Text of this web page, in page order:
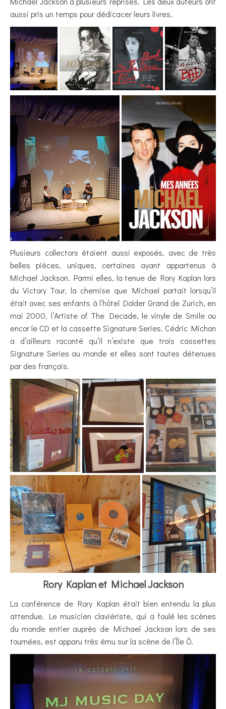
aussi pris un temps pour dédicacer leurs livres.
Plusieurs collectors étaient aussi exposés, avec de très
belles pièces, uniques, certaines ayant appartenus à
Michael Jackson. Parmi elles, la tenue de Rory Kaplan lors
du Victory Tour, la chemise que Michael portait lorsqu’il
était avec ses enfants à l’hôtel Dolder Grand de Zurich, en
mai 2000, l’Artiste of The Decade, le vinyle de Smile ou
encor le CD et la cassette Signature Series. Cédric Michon
a d’ailleurs raconté qu’il n’existe que trois cassettes
Signature Series au monde et elles sont toutes détenues
par des français.
Rory Kaplan et Michael Jackson
La conférence de Rory Kaplan était bien entendu la plus
attendue. Le musicien claviériste, qui a foulé les scènes
du monde entier auprès de Michael Jackson lors de ses
tournées, est apparu très ému sur la scène de l’Île Ô.